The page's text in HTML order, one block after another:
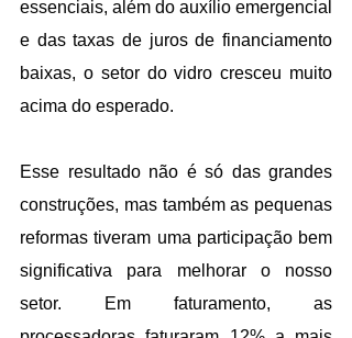
essenciais, além do auxílio emergencial
e das taxas de juros de financiamento
baixas, o setor do vidro cresceu muito
acima do esperado.
Esse resultado não é só das grandes
construções, mas também as pequenas
reformas tiveram uma participação bem
significativa para melhorar o nosso
setor. Em faturamento, as